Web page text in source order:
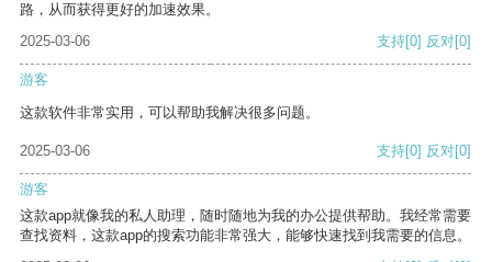
路，从而获得更好的加速效果。
2025-03-06
支持[0] 反对[0]
游客
这款软件非常实用，可以帮助我解决很多问题。
2025-03-06 支持[0] 反对[0]
游客
这款app就像我的私人助理，随时随地为我的办公提供帮助。我经常需要
查找资料，这款app的搜索功能非常强大，能够快速找到我需要的信息。